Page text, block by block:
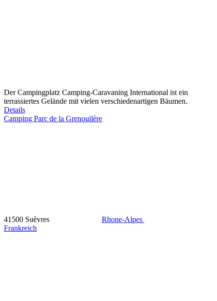
Der Campingplatz Camping-Caravaning International ist ein
terrassiertes Gelände mit vielen verschiedenartigen Bäumen.
Details
Camping Parc de la Grenouilère
41500 Suèvres
Rhone-Alpes
Frankreich